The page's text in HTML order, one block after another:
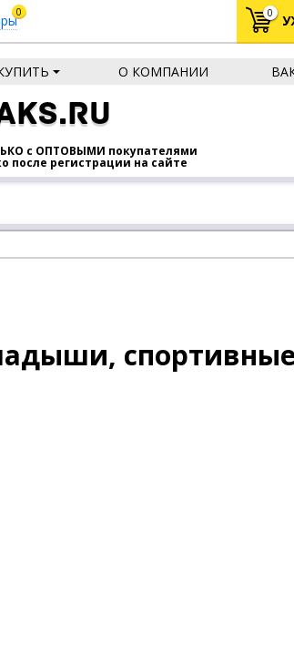
0 0
О КОМПАНИИ
с ОПТОВЫМИ покупателями
после регистрации на сайте